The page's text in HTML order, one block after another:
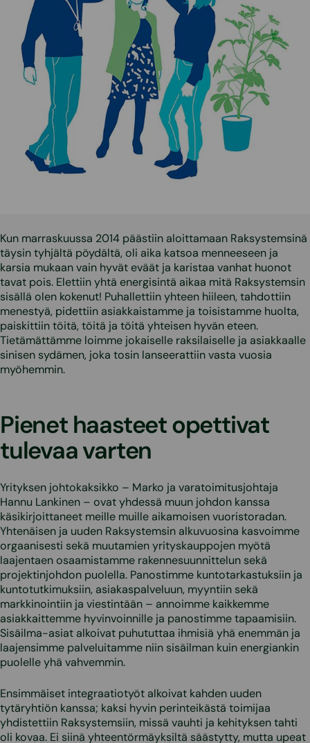
Kun marraskuussa 2014 päästiin aloittamaan Raksystemsinä
täysin tyhjältä pöydältä, oli aika katsoa menneeseen ja
karsia mukaan vain hyvät eväät ja karistaa vanhat huonot
tavat pois. Elettiin yhtä energisintä aikaa mitä Raksystemsin
sisällä olen kokenut! Puhallettiin yhteen hiileen, tahdottiin
menestyä, pidettiin asiakkaistamme ja toisistamme huolta,
paiskittiin töitä, töitä ja töitä yhteisen hyvän eteen.
Tietämättämme loimme jokaiselle raksilaiselle ja asiakkaalle
sinisen sydämen, joka tosin lanseerattiin vasta vuosia
myöhemmin.
Pienet haasteet opettivat
tulevaa varten
Yrityksen johtokaksikko – Marko ja varatoimitusjohtaja
Hannu Lankinen – ovat yhdessä muun johdon kanssa
käsikirjoittaneet meille muille aikamoisen vuoristoradan.
Yhtenäisen ja uuden Raksystemsin alkuvuosina kasvoimme
orgaanisesti sekä muutamien yrityskauppojen myötä
laajentaen osaamistamme rakennesuunnittelun sekä
projektinjohdon puolella. Panostimme kuntotarkastuksiin ja
kuntotutkimuksiin, asiakaspalveluun, myyntiin sekä
markkinointiin ja viestintään – annoimme kaikkemme
asiakkaittemme hyvinvoinnille ja panostimme tapaamisiin.
Sisäilma-asiat alkoivat puhututtaa ihmisiä yhä enemmän ja
laajensimme palveluitamme niin sisäilman kuin energiankin
puolelle yhä vahvemmin.
Ensimmäiset integraatiotyöt alkoivat kahden uuden
tytäryhtiön kanssa; kaksi hyvin perinteikästä toimijaa
yhdistettiin Raksystemsiin, missä vauhti ja kehityksen tahti
oli kovaa. Ei siinä yhteentörmäyksiltä säästytty, mutta upeat